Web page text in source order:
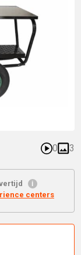
0 3
centers